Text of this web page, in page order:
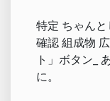
特定 ちゃん
確認 組成物
ト」ボタン_
に。